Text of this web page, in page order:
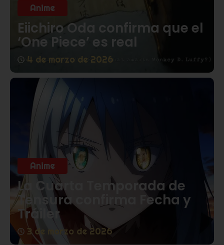
Anime
Eiichiro Oda confirma que el
‘One Piece’ es real
4 de marzo de 2026
Anime
La Cuarta Temporada de
Tensura confirma Fecha y
Tráiler
3 de marzo de 2026